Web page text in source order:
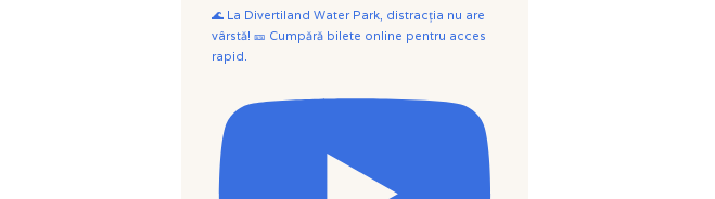
🌊 La Divertiland Water Park, distracția nu are
vârstă! 🎫 Cumpără bilete online pentru acces
rapid.